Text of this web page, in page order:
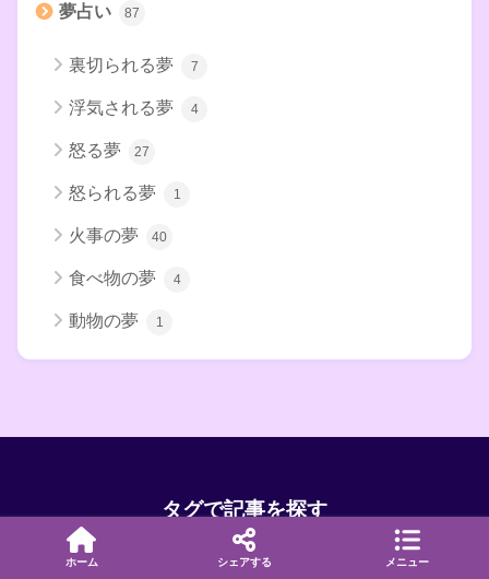
夢占い 87
裏切られる夢 7
浮気される夢 4
怒る夢 27
怒られる夢 1
火事の夢 40
食べ物の夢 4
動物の夢 1
タグで記事を探す
ホーム シェアする メニュー